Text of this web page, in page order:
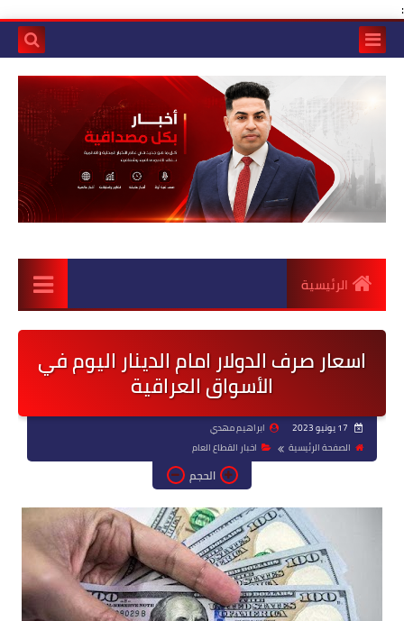
:
الرئيسية
اسعار صرف الدولار امام الدينار اليوم في
الأسواق العراقية
ابراهيم مهدي
الصفحة الرئيسية
اخبار القطاع العام
الحجم